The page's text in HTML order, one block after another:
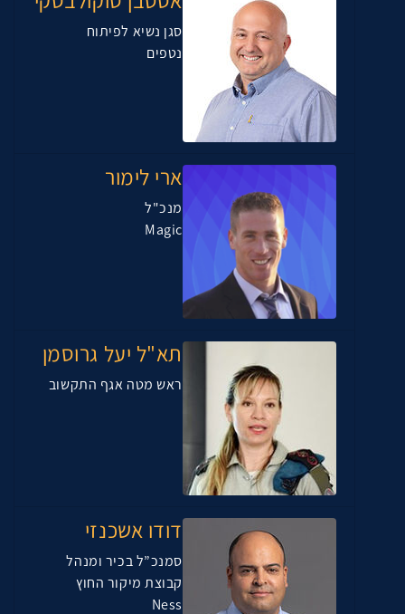
סגן נשיא לפיתוח
נטפים
ארי לימור
מנכ"ל
Magic
תא"ל יעל גרוסמן
ראש מטה אגף התקשוב
דודו אשכנזי
סמנכ”ל בכיר ומנהל
קבוצת מיקור החוץ
Ness